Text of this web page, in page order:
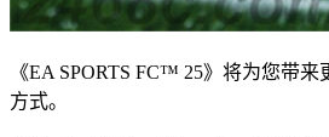
《EA SPORTS FC™ 25》将为您带
方式。